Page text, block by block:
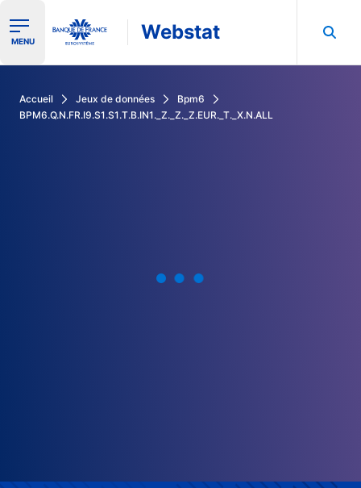
Ouvrir le menu de navigation
MENU Webstat
Accueil Jeux de données
Bpm6
BPM6.Q.N.FR.I9.S1.S1.T.B.IN1._Z._Z._Z.EUR._T._X.N.ALL